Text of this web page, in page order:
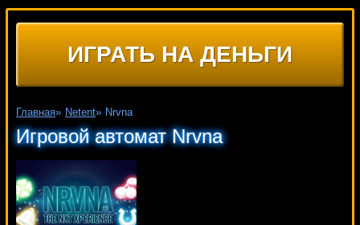
ИГРАТЬ НА ДЕНЬГИ
Главная» Netent» Nrvna
Игровой автомат Nrvna